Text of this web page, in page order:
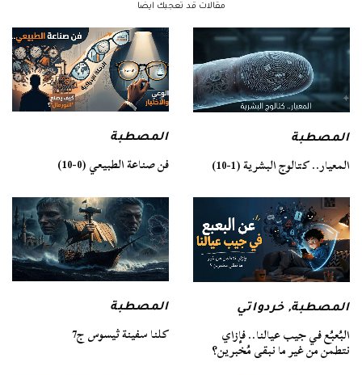
مقالات قد تعجبك ايضا
المصطبة
المعيار.. كتالوج البشرية (1-10)
المصطبة
فن صناعة الطبيعي (0-10)
المصطبة,خردواتي
البُعبُع في جيب عيالنا.. فإزاي
نتطمن من غير ما نبقى مُخبرين؟
المصطبة
كلنا سفينة ثيسوس ج7